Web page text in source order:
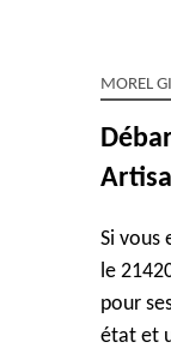
MOREL
Si vous
le
pour
état et